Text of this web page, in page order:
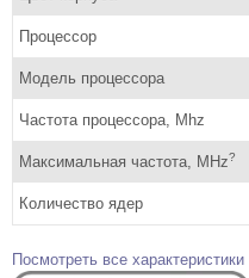
Процессор
Модель процессора
Частота процессора, Mhz
Максимальная частота, MHz?
Количество ядер
Посмотреть все характеристики